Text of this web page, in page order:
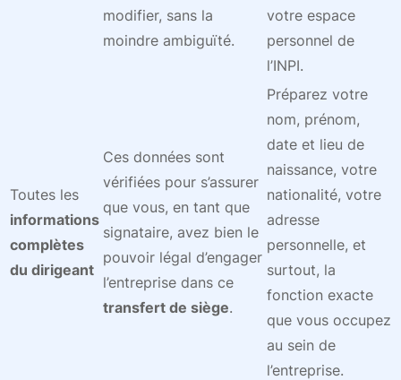
modifier, sans la
moindre ambiguïté.
votre espace
personnel de
l’INPI.
Toutes les
informations
complètes
du dirigeant
Ces données sont
vérifiées pour s’assurer
que vous, en tant que
signataire, avez bien le
pouvoir légal d’engager
l’entreprise dans ce
transfert de siège.
Préparez votre
nom, prénom,
date et lieu de
naissance, votre
nationalité, votre
adresse
personnelle, et
surtout, la
fonction exacte
que vous occupez
au sein de
l’entreprise.